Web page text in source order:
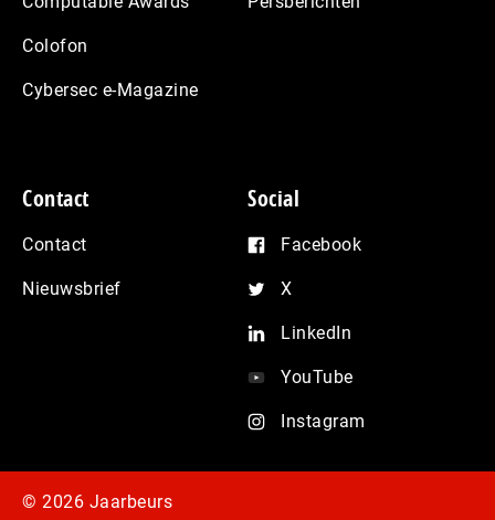
Colofon
Cybersec e-Magazine
Contact
Contact
Nieuwsbrief
Social
Facebook
X
LinkedIn
YouTube
Instagram
© 2026 Jaarbeurs